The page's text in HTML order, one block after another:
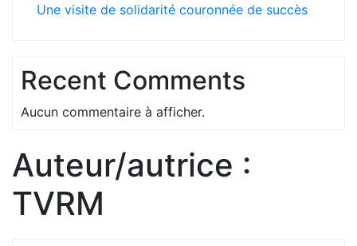
Une visite de solidarité couronnée de succès
Recent Comments
Aucun commentaire à afficher.
Auteur/autrice :
TVRM